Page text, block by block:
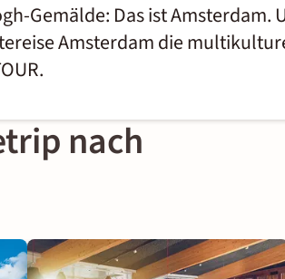
Gemälde: Das ist
Amsterdam die
nach